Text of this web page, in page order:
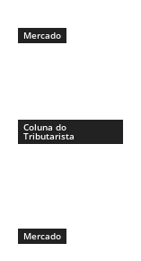
Mercado
Coluna do
Tributarista
Mercado